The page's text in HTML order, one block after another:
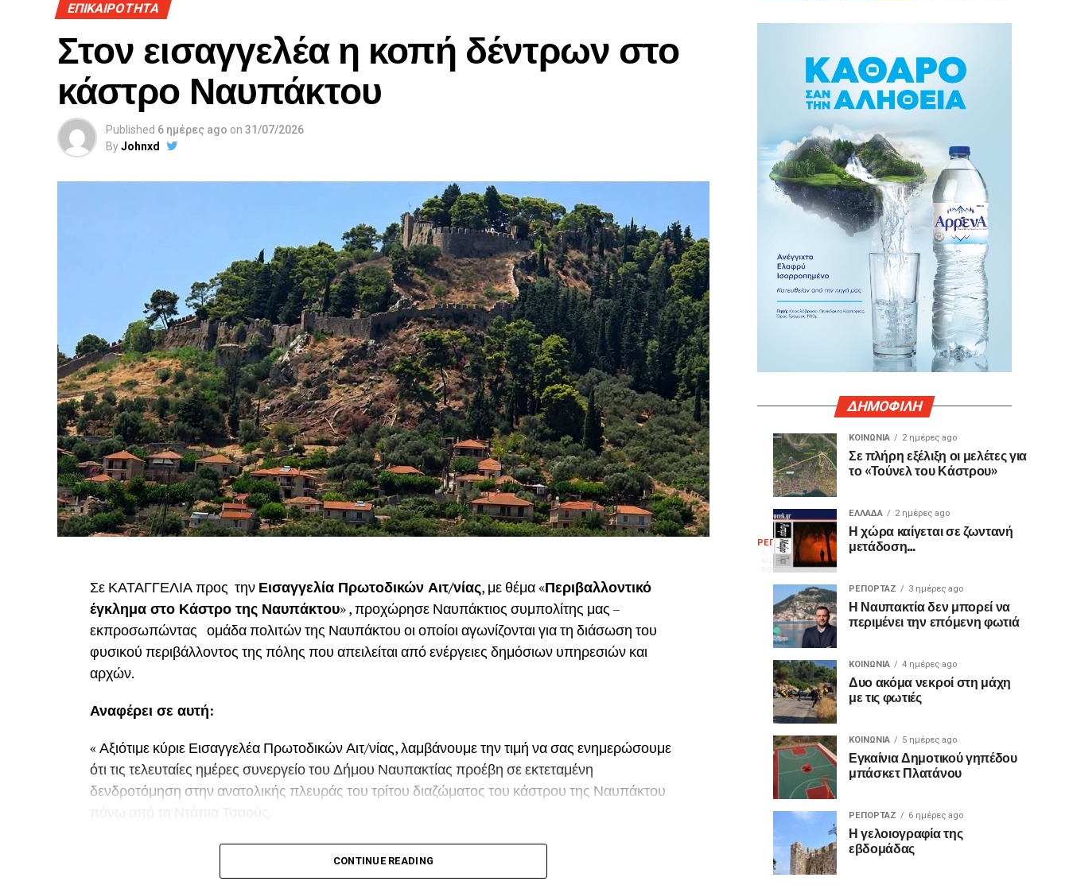
ΕΠΙΚΑΙΡΟΤΗΤΑ
Στον εισαγγελέα η κοπή δέντρων στο
κάστρο Ναυπάκτου
Published 6 ημέρες ago on 31/07/2026
ByJohnxd
Σε ΚΑΤΑΓΓΕΛΙΑ προς την Εισαγγελία Πρωτοδικών Αιτ/νίας, με θέμα «Περιβαλλοντικό
έγκλημα στο Κάστρο της Ναυπάκτου» , προχώρησε Ναυπάκτιος συμπολίτης μας –
εκπροσωπώντας ομάδα πολιτών της Ναυπάκτου οι οποίοι αγωνίζονται για τη διάσωση του
φυσικού περιβάλλοντος της πόλης που απειλείται από ενέργειες δημόσιων υπηρεσιών και
αρχών.
Αναφέρει σε αυτή:
« Αξιότιμε κύριε Εισαγγελέα Πρωτοδικών Αιτ/νίας, λαμβάνουμε την τιμή να σας ενημερώσουμε
ότι τις τελευταίες ημέρες συνεργείο του Δήμου Ναυπακτίας προέβη σε εκτεταμένη
δενδροτόμηση στην ανατολικής πλευράς του τρίτου διαζώματος του κάστρου της Ναυπάκτου
Παρόμοια ενέργεια πραγματοποιήθηκε και το Καλοκαίρι του 2022 προκαλώντας όπως και
CONTINUE READING
ΔΗΜΟΦΙΛΗ
ΡΕΠΟΡΤΑΖ
1
ώρα
ago
Στο
αρχοντικό
Μπότσαρη
ο
διακεκριμένος
κιθαριστής
Δημήτρης
Σουκαράς
Ρεσιτάλ
κλασικής
κιθάρας
«Νυχτερινά
της
Μεσογείου»
στον
Κήπο
του
Αρχοντικού
Μπότσαρη
Δήμος
Ναυπακτίας
προσκαλεί
κοινό
μία
ΕΛΛΑΔΑ
1
ώρα
ago
“ΛΕΥΚΗ ΝΥΧΤΑ”
στη
Ναύπακτο
2026
ΣΥΝΕΡΓΑΣΙΕΣ
1
ημέρα
ago
Εορτή
της
Δημοκρατίας
ΚΟΙΝΩΝΙΑ 2 ημέρες ago
Σε πλήρη εξέλιξη οι μελέτες για
το «Τούνελ του Κάστρου»
ΕΛΛΑΔΑ 2 ημέρες ago
Η χώρα καίγεται σε ζωντανή
μετάδοση…
ΡΕΠΟΡΤΑΖ 3 ημέρες ago
Η Ναυπακτία δεν μπορεί να
περιμένει την επόμενη φωτιά
ΚΟΙΝΩΝΙΑ 4 ημέρες ago
Δυο ακόμα νεκροί στη μάχη
με τις φωτιές
ΚΟΙΝΩΝΙΑ 5 ημέρες ago
Εγκαίνια Δημοτικού γηπέδου
μπάσκετ Πλατάνου
ΡΕΠΟΡΤΑΖ 6 ημέρες ago
Η γελοιογραφία της
εβδομάδας